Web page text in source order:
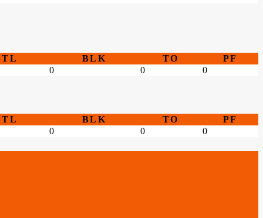
BLK TO
PF
0 0 0
BLK TO
PF
0 0 0